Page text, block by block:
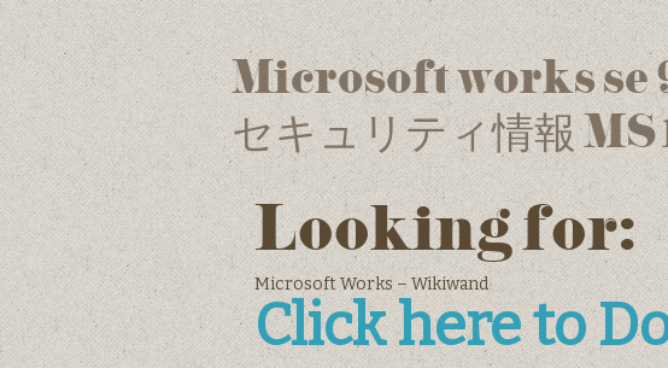
Microsoft works se
セキュリティ情報
Looking for:
Microsoft Works – Wikiwand
Click here to